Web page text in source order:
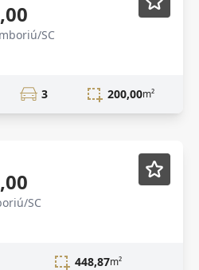
SC
3 200,00m²
Lançamento
SC
448,87m²